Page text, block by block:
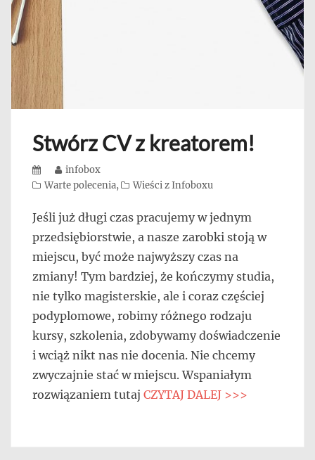
Stwórz CV z kreatorem!
Posted
on
Author
infobox
Categories
Warte polecenia, Wieści z Infoboxu
Jeśli już długi czas pracujemy w jednym
przedsiębiorstwie, a nasze zarobki stoją w
miejscu, być może najwyższy czas na
zmiany! Tym bardziej, że kończymy studia,
nie tylko magisterskie, ale i coraz częściej
podyplomowe, robimy różnego rodzaju
kursy, szkolenia, zdobywamy doświadczenie
i wciąż nikt nas nie docenia. Nie chcemy
zwyczajnie stać w miejscu. Wspaniałym
rozwiązaniem tutaj CZYTAJ DALEJ >>>